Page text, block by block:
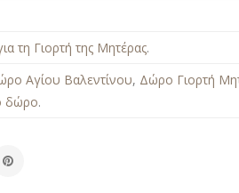
τη Γιορτή της Μητέρας.
Αγίου Βαλεντίνου, Δώρο Γιορτή
δώρο.